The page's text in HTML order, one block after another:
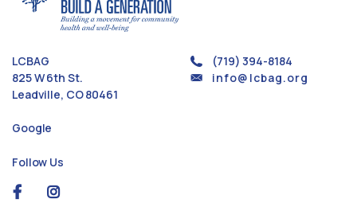
LCBAG
825 W 6th St.
Leadville, CO 80461
Google
(719) 394-8184
info@lcbag.org
Follow Us
social social